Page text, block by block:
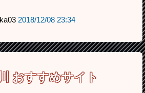
2018/12/08 23:34
おすすめサイト